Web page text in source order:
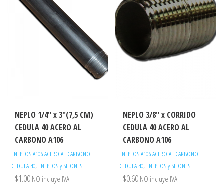
NEPLO 1/4″ x 3″(7,5 CM)
CEDULA 40 ACERO AL
CARBONO A106
NEPLOS A106 ACERO AL CARBONO
CEDULA 40, NEPLOS y SIFONES
$1.00 NO incluye IVA
NEPLO 3/8″ x CORRIDO
CEDULA 40 ACERO AL
CARBONO A106
NEPLOS A106 ACERO AL CARBONO
CEDULA 40, NEPLOS y SIFONES
$0.60 NO incluye IVA